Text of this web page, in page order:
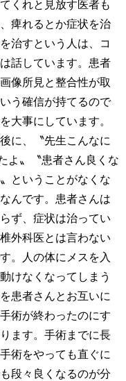
くれと見放す医者も
痺れるとか症状を治
治すという人は、コ
話しています。患者
像所見と整合性が取
う確信が持てるので
大事にしています。
に、〝先生こんなに
よ〟〝患者さん良くな
ということがなくな
んです。患者さんは
ず、症状は治ってい
外科医とは言わない
。人の体にメスを入
けなくなってしまう
患者さんとお互いに
術が終わったのにす
ます。手術までに長
術をやっても直ぐに
段々良くなるのが分